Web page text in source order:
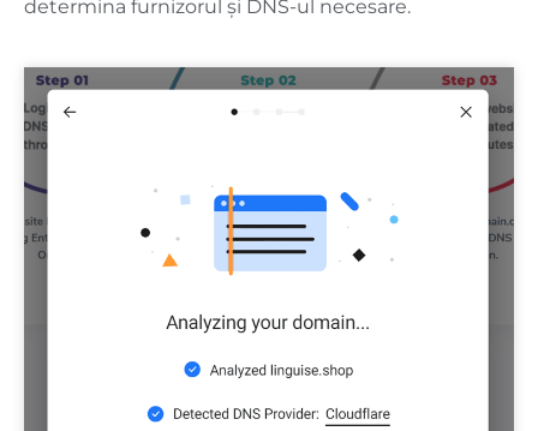
determina furnizorul și DNS-ul necesare.